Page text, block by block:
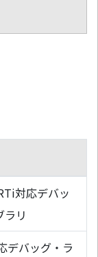
対応デバッ
ラリ
デバッグ・ラ